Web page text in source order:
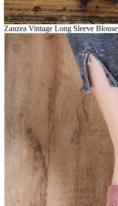
Zanzea Vintage Long Sleeve Blouse